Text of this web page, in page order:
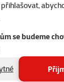
se budeme